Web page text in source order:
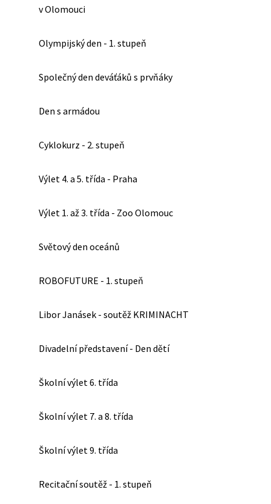
v Olomouci
Olympijský den - 1. stupeň
Společný den deváťáků s prvňáky
Den s armádou
Cyklokurz - 2. stupeň
Výlet 4. a 5. třída - Praha
Výlet 1. až 3. třída - Zoo Olomouc
Světový den oceánů
ROBOFUTURE - 1. stupeň
Libor Janásek - soutěž KRIMINACHT
Divadelní představení - Den dětí
Školní výlet 6. třída
Školní výlet 7. a 8. třída
Školní výlet 9. třída
Recitační soutěž - 1. stupeň